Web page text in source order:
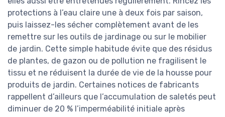
protections à l’eau claire une à deux fois par saison,
puis laissez-les sécher complètement avant de les
remettre sur les outils de jardinage ou sur le mobilier
de jardin. Cette simple habitude évite que des résidus
de plantes, de gazon ou de pollution ne fragilisent le
tissu et ne réduisent la durée de vie de la housse pour
produits de jardin. Certaines notices de fabricants
rappellent d’ailleurs que l’accumulation de saletés peut
diminuer de 20 % l’imperméabilité initiale après